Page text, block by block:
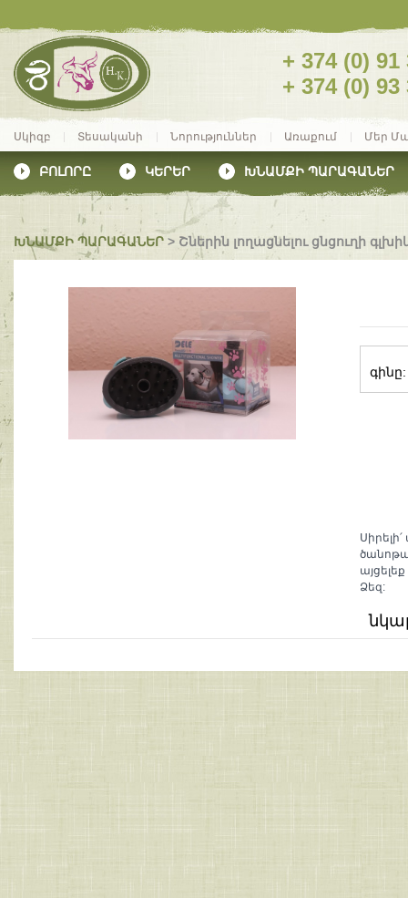
+ 374 (0) 91
+ 374 (0) 93
Սկիզբ Տեսականի Նորություններ Առաքում Մեր
ԲՈԼՈՐԸ ԿԵՐԵՐ ԽՆԱՄՔԻ ՊԱՐԱԳԱՆԵՐ
ԽՆԱՄՔԻ ՊԱՐԱԳԱՆԵՐ > Շներին լողացնելու ցնցուղի
գինը:
Ձեզ: